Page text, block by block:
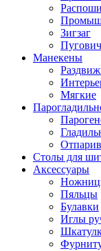
Зигзаг
Манекены
Мягкие
Столы для
Аксессуары
Пяльцы
Булавки
Иглы